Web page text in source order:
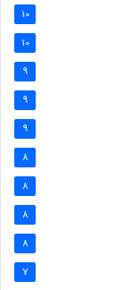
10
10
9
9
9
8
8
8
8
7